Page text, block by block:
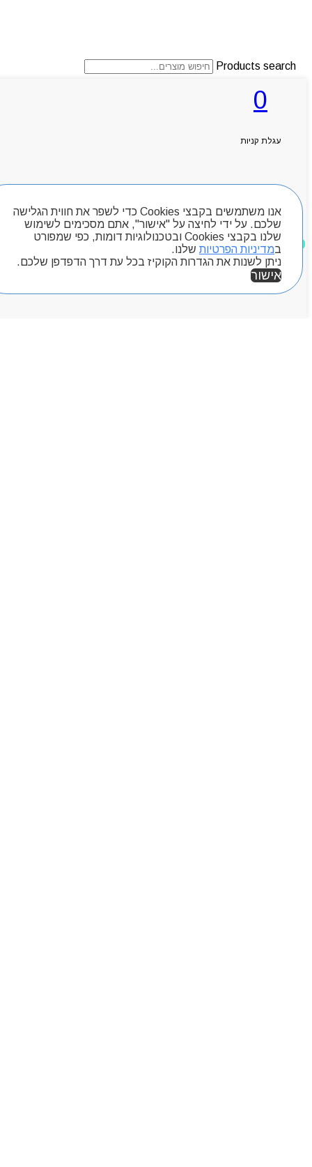
אנו משתמשים בקבצי Cookies כדי לשפר את חווית הגלישה
שלכם. על ידי לחיצה על "אישור", אתם מסכימים לשימוש
שלנו בקבצי Cookies ובטכנולוגיות דומות, כפי שמפורט
במדיניות הפרטיות שלנו.
ניתן לשנות את הגדרות הקוקיז בכל עת דרך הדפדפן שלכם.
אישור
0
עגלת קניות
חיפוש מוצרים
מוצרים שאהבתי
Products search
אודותניו
Byou